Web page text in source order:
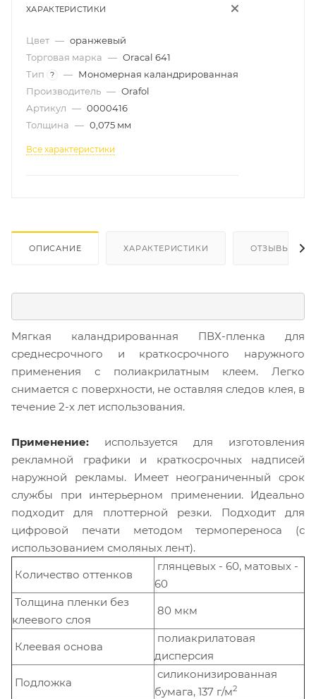
ХАРАКТЕРИСТИКИ
Цвет — оранжевый
Торговая марка — Oracal 641
Тип
? — Мономерная каландрированная
Производитель — Orafol
Артикул — 0000416
Толщина — 0,075 мм
Все характеристики
ОПИСАНИЕ ХАРАКТЕРИСТИКИ ОТЗЫВЫ
Мягкая каландрированная ПВХ-пленка для
среднесрочного и краткосрочного наружного
применения с полиакрилатным клеем. Легко
снимается с поверхности, не оставляя следов клея, в
течение 2-х лет использования.
Применение: используется для изготовления
рекламной графики и краткосрочных надписей
наружной рекламы. Имеет неограниченный срок
службы при интерьерном применении. Идеально
подходит для плоттерной резки. Подходит для
цифровой печати методом термопереноса (с
использованием смоляных лент).
Количество оттенков
глянцевых - 60, матовых -
60
Толщина пленки без
клеевого слоя
80 мкм
Клеевая основа
полиакрилатовая
дисперсия
Подложка
силиконизированная
бумага, 137 г/м2